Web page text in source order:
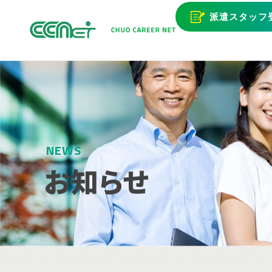
派遣スタッフ
NEWS
お知らせ